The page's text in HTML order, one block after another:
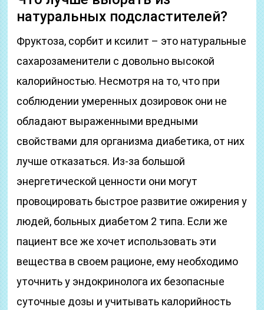
натуральных подсластителей?
Фруктоза, сорбит и ксилит – это натуральные
сахарозаменители с довольно высокой
калорийностью. Несмотря на то, что при
соблюдении умеренных дозировок они не
обладают выраженными вредными
свойствами для организма диабетика, от них
лучше отказаться. Из-за большой
энергетической ценности они могут
провоцировать быстрое развитие ожирения у
людей, больных диабетом 2 типа. Если же
пациент все же хочет использовать эти
вещества в своем рационе, ему необходимо
уточнить у эндокринолога их безопасные
суточные дозы и учитывать калорийность